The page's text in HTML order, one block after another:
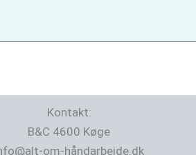
Kontakt:
B&C 4600 Køge
om-håndarbejde.dk